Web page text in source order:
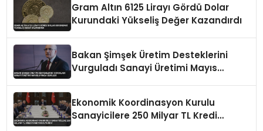
Gram Altın 6125 Lirayı Gördü Dolar
Kurundaki Yükseliş Değer Kazandırdı
Bakan Şimşek Üretim Desteklerini
Vurguladı Sanayi Üretimi Mayıs
Ekonomik Koordinasyon Kurulu
Sanayicilere 250 Milyar TL Kredi